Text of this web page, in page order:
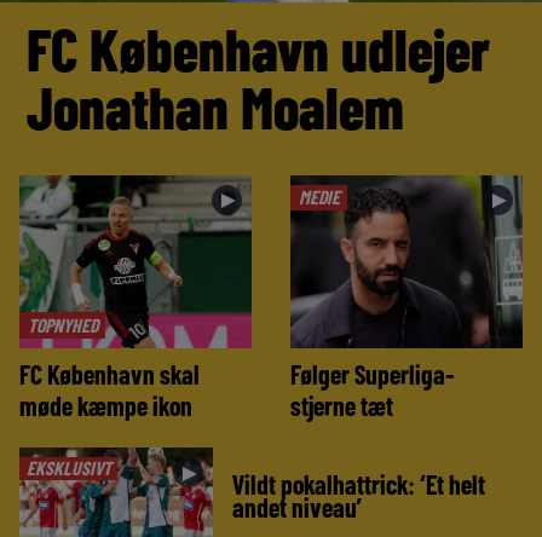
FC København udlejer
Jonathan Moalem
TOPNYHED
►
FC København skal
møde kæmpe ikon
MEDIE ►
Følger Superliga-
stjerne tæt
EKSKLUSIVT ► Vildt pokalhattrick: ‘Et helt
andet niveau’